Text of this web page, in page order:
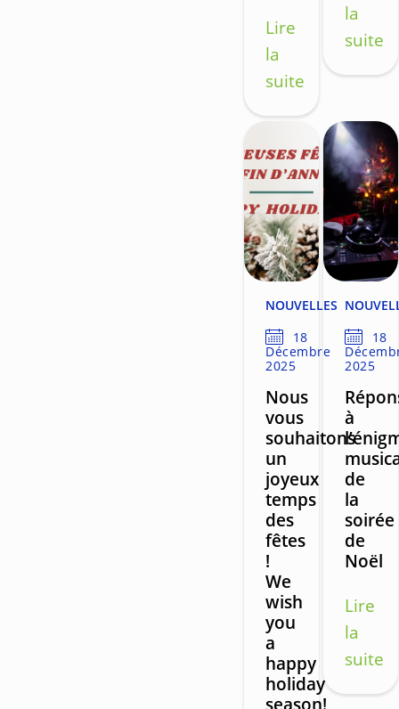
Lire
la
suite
la
suite
NOUVELLES
18
Décembre
2025
Nous
vous
souhaitons
un
joyeux
temps
des
fêtes
!
We
wish
you
a
happy
holiday
season!
18
2025
à
de
la
soirée
de
Noël
Lire
la
suite